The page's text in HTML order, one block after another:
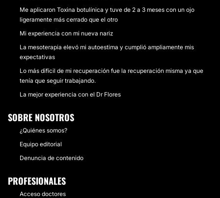
Me aplicaron Toxina botulínica y tuve de 2 a 3 meses con un ojo
ligeramente más cerrado que el otro
Mi experiencia con mi nueva nariz
La mesoterapia elevó mi autoestima y cumplió ampliamente mis
expectativas
Lo más difícil de mi recuperación fue la recuperación misma ya que
tenía que seguir trabajando.
La mejor experiencia con el Dr Flores
SOBRE NOSOTROS
¿Quiénes somos?
Equipo editorial
Denuncia de contenido
PROFESIONALES
Acceso doctores